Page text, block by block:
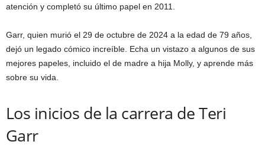
atención y completó su último papel en 2011.
Garr, quien murió el 29 de octubre de 2024 a la edad de 79 años,
dejó un legado cómico increíble. Echa un vistazo a algunos de sus
mejores papeles, incluido el de madre a hija Molly, y aprende más
sobre su vida.
Los inicios de la carrera de Teri
Garr